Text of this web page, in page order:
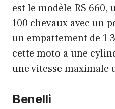
est le modèle RS 660,
100 chevaux avec un
un empattement de 1
cette moto a une
une vitesse maximale
Benelli